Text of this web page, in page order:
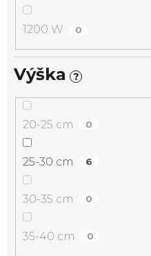
1200 W 0
Výška ?
20-25 cm 0
25-30 cm 6
30-35 cm 0
35-40 cm 0